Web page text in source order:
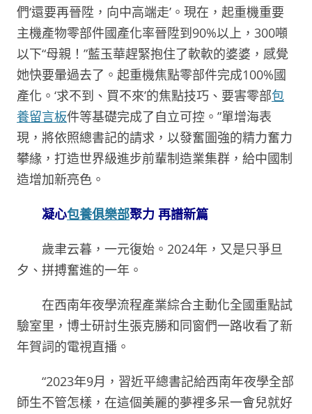
們‘還要再晉陞，向中高端走’。現在，起重機重要
主機產物零部件國產化率晉陞到90%以上，300噸
以下“母親！”藍玉華趕緊抱住了軟軟的婆婆，感覺
她快要暈過去了。起重機焦點零部件完成100%國
產化。‘求不到、買不來’的焦點技巧、要害零部包
養留言板件等基礎完成了自立可控。”單增海表
現，將依照總書記的請求，以發奮圖強的精力奮力
攀緣，打造世界級進步前輩制造業集群，給中國制
造增加新亮色。
凝心包養俱樂部聚力 再譜新篇
歲聿云暮，一元復始。2024年，又是只爭旦
夕、拼搏奮進的一年。
在西南年夜學流程產業綜合主動化全國重點試
驗室里，博士研討生張克勝和同窗們一路收看了新
年賀詞的電視直播。
“2023年9月，習近平總書記給西南年夜學全部
師生不管怎樣，在這個美麗的夢裡多呆一會兒就好